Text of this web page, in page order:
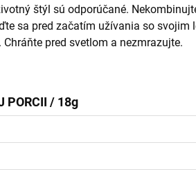
štýl sú odporúčané.
sa pred začatím užívania so
pred svetlom a nezmrazujte.
PORCII / 18g